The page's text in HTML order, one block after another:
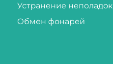
Устранение неполадок
Обмен фонарей